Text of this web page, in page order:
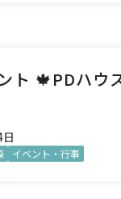
ト 🍁PDハウ
イベント・行事